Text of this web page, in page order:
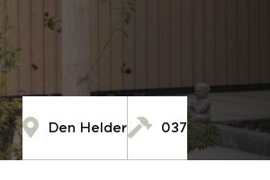
Den Helder 037